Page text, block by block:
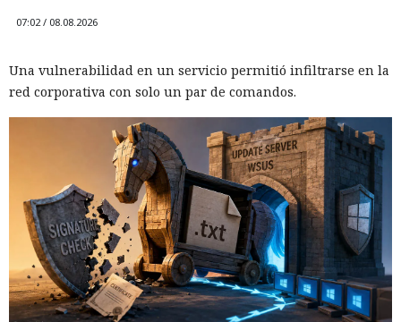
07:02 / 08.08.2026
Una vulnerabilidad en un servicio permitió infiltrarse en la
red corporativa con solo un par de comandos.